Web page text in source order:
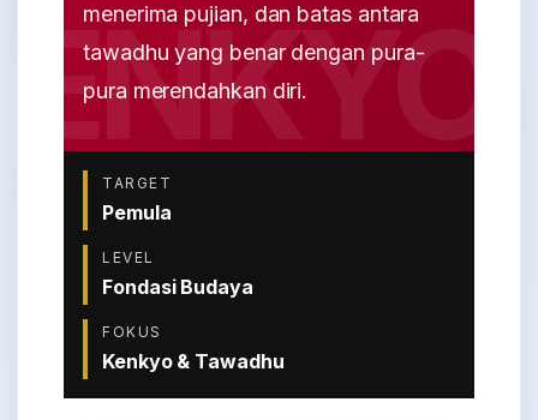
menerima pujian, dan batas antara
tawadhu yang benar dengan pura-
pura merendahkan diri.
TARGET
Pemula
LEVEL
Fondasi Budaya
FOKUS
Kenkyo & Tawadhu